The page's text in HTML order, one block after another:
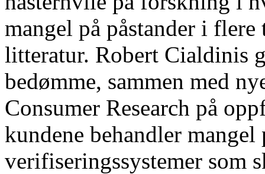
mangel på påstander i
litteratur. Robert Cialdinis
bedømme, sammen med
Consumer Research på
kundene behandler
verifiseringssystemer som